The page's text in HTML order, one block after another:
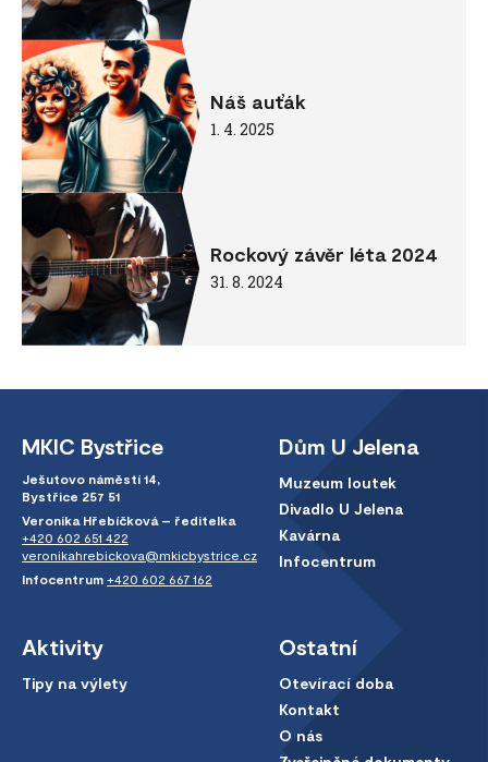
Náš auťák
1. 4. 2025
Rockový závěr léta 2024
31. 8. 2024
MKIC Bystřice
Ješutovo náměstí 14,
Bystřice 257 51
Veronika Hřebíčková – ředitelka
+420 602 651 422
veronikahrebickova@mkicbystrice.cz
Infocentrum +420 602 667 162
Dům U Jelena
Muzeum loutek
Divadlo U Jelena
Kavárna
Infocentrum
Aktivity
Tipy na výlety
Ostatní
Otevírací doba
Kontakt
O nás